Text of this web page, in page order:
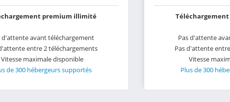
premium illimité
d'attente avant téléchargement
entre 2 téléchargements
Vitesse maximale disponible
de 300 hébergeurs supportés
Pas d'attente
Pas d'attente
Vitesse
Plus de 300